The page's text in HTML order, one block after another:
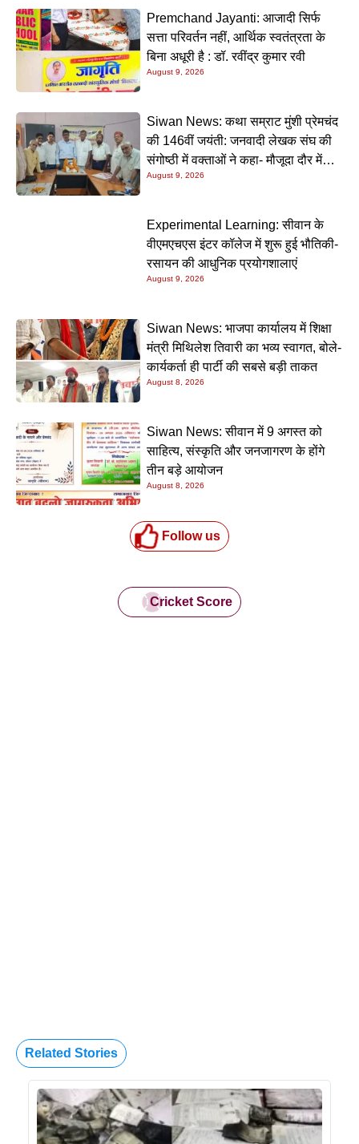
Premchand Jayanti: आजादी सिर्फ
सत्ता परिवर्तन नहीं, आर्थिक स्वतंत्रता के
बिना अधूरी है : डॉ. रवींद्र कुमार रवी
August 9, 2026
Siwan News: कथा सम्राट मुंशी प्रेमचंद
की 146वीं जयंती: जनवादी लेखक संघ की
संगोष्ठी में वक्ताओं ने कहा- मौजूदा दौर में
प्रेमचंद की रचनाएं और अधिक प्रासंगिक
August 9, 2026
Experimental Learning: सीवान के
वीएमएचएस इंटर कॉलेज में शुरू हुई भौतिकी-
रसायन की आधुनिक प्रयोगशालाएं
August 9, 2026
Siwan News: भाजपा कार्यालय में शिक्षा
मंत्री मिथिलेश तिवारी का भव्य स्वागत, बोले-
कार्यकर्ता ही पार्टी की सबसे बड़ी ताकत
August 8, 2026
Siwan News: सीवान में 9 अगस्त को
साहित्य, संस्कृति और जनजागरण के होंगे
तीन बड़े आयोजन
August 8, 2026
Follow us
Cricket Score
Related Stories